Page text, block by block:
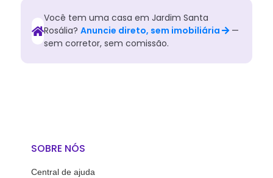
Você tem uma casa em Jardim Santa
Rosália? Anuncie direto, sem imobiliária
—
sem corretor, sem comissão.
SOBRE NÓS
Central de ajuda